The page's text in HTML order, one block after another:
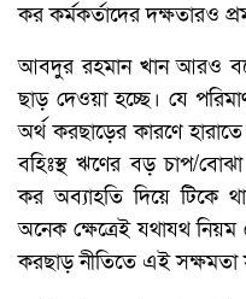
কর কর্মকর্তাদের দক্ষতারও
আবদুর রহমান খান আরও
ছাড় দেওয়া হচ্ছে। যে
অর্থ করছাড়ের কারণে
বহিঃস্থ ঋণের বড় চাপ/
কর অব্যাহতি দিয়ে টিকে
অনেক ক্ষেত্রেই যথাযথ
করছাড় নীতিতে এই সক্ষমতা